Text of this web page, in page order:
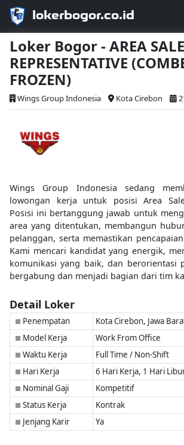
lokerbogor.co.id
Loker Bogor - AREA
REPRESENTATIVE
FROZEN)
Wings Group Indonesia Kota Cirebon
Wings Group Indonesia sedang
lowongan kerja untuk posisi Area
Posisi ini bertanggung jawab untuk
area yang ditentukan, membangun
pelanggan, serta memastikan
Kami mencari kandidat yang energik,
komunikasi yang baik, dan berorientasi
bergabung dan menjadi bagian dari tim
Detail Loker
■ Penempatan Kota Cirebon, Jawa
■ Model Kerja Work From Office
■ Waktu Kerja Full Time / Non-Shift
■ Hari Kerja 6 Hari Kerja, 1 Hari
■ Nominal Gaji Kompetitif
■ Status Kerja Kontrak
■ Jenjang Karir Ya